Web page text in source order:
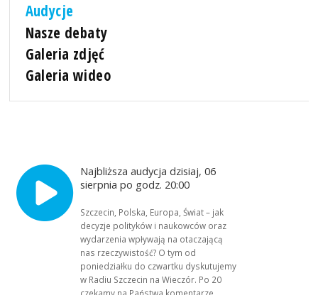
Audycje
Nasze debaty
Galeria zdjęć
Galeria wideo
Najbliższa audycja dzisiaj, 06
sierpnia po godz. 20:00
Szczecin, Polska, Europa, Świat – jak
decyzje polityków i naukowców oraz
wydarzenia wpływają na otaczającą
nas rzeczywistość? O tym od
poniedziałku do czwartku dyskutujemy
w Radiu Szczecin na Wieczór. Po 20